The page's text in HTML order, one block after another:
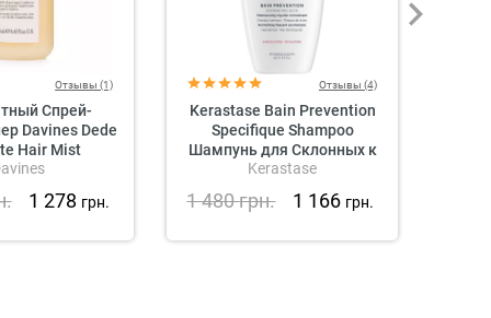
Отзывы (1)
Спрей-
Davines Dede
Hair Mist
1 278 грн.
Отзывы (4)
Kerastase Bain Prevention
Specifique Shampoo
Шампунь для Склонных к
Выпадению Волос
Kerastase
1 480грн. 1 166 грн.